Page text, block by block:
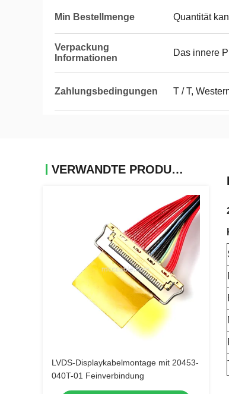
Min Bestellmenge Quantität
Verpackung
Informationen
Das innere
Zahlungsbedingungen T / T,
VERWANDTE PRODUKTE
LVDS-Displaykabelmontage mit 20453-
040T-01 Feinverbindung